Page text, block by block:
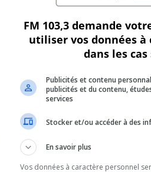
déjà des objectifs précis
FM 103,3 demande
utiliser vos données
dans les
Publicités et contenu
publicités et du contenu,
services
Stocker et/ou accéder à des
En savoir plus
Vos données à caractère personnel